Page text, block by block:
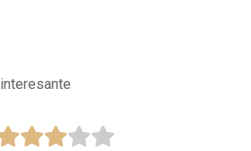
interesante